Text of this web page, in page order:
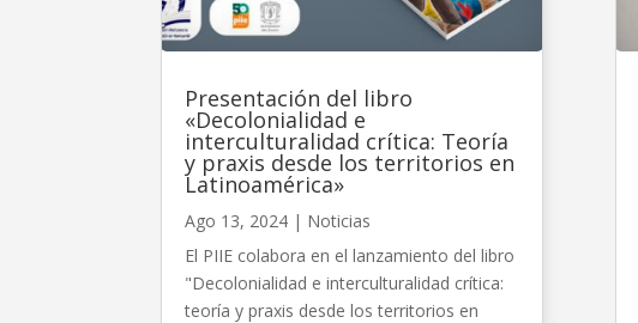
Presentación del libro
«Decolonialidad e
interculturalidad crítica: Teoría
y praxis desde los territorios en
Latinoamérica»
Ago 13, 2024 | Noticias
El PIIE colabora en el lanzamiento del libro
"Decolonialidad e interculturalidad crítica:
teoría y praxis desde los territorios en